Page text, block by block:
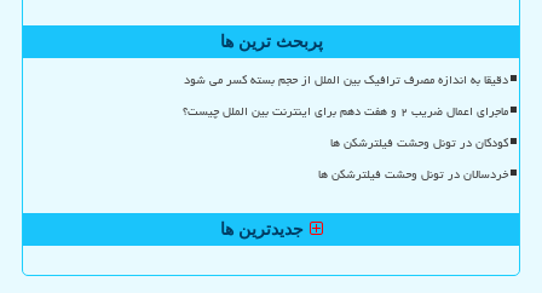
پربحث ترین ها
دقیقا به اندازه مصرف ترافیک بین الملل از حجم بسته کسر می شود
ماجرای اعمال ضریب ۲ و هفت دهم برای اینترنت بین الملل چیست؟
کودکان در تونل وحشت فیلترشکن ها
خردسالان در تونل وحشت فیلترشکن ها
جدیدترین ها